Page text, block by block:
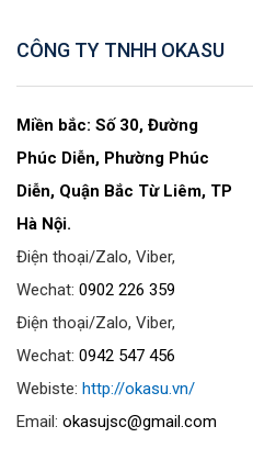
CÔNG TY TNHH OKASU
Miền bắc: Số 30, Đường
Phúc Diễn, Phường Phúc
Diễn, Quận Bắc Từ Liêm, TP
Hà Nội.
Điện thoại/Zalo, Viber,
Wechat: 0902 226 359
Điện thoại/Zalo, Viber,
Wechat: 0942 547 456
Webiste: http://okasu.vn/
Email: okasujsc@gmail.com